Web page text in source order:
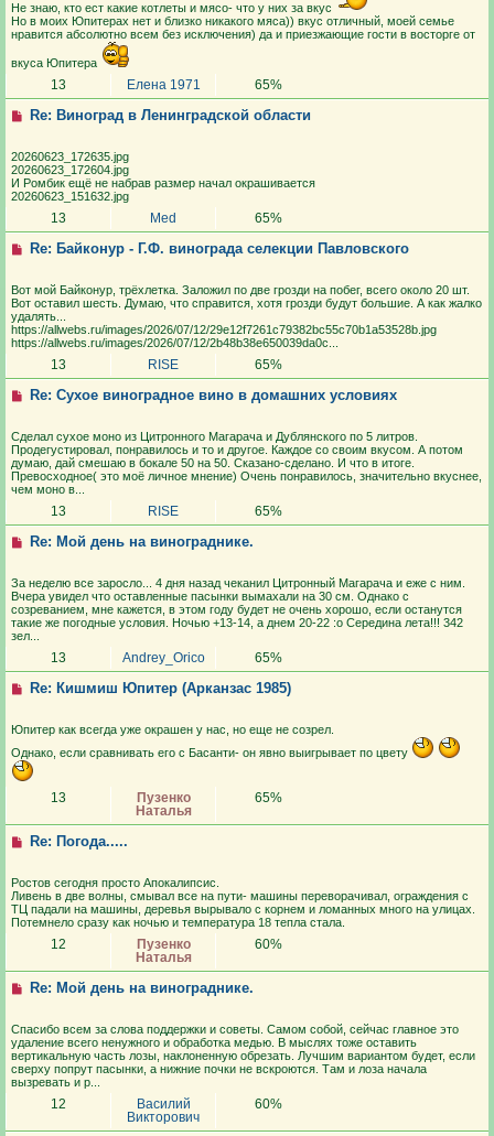
Не знаю, кто ест какие котлеты и мясо- что у них за вкус
Но в моих Юпитерах нет и близко никакого мяса)) вкус отличный, моей семье
нравится абсолютно всем без исключения) да и приезжающие гости в восторге от
вкуса Юпитера
13 Елена 1971 65%
Re: Виноград в Ленинградской области
20260623_172635.jpg
20260623_172604.jpg
И Ромбик ещё не набрав размер начал окрашивается
20260623_151632.jpg
13 Med 65%
Re: Байконур - Г.Ф. винограда селекции Павловского
Вот мой Байконур, трёхлетка. Заложил по две грозди на побег, всего около 20 шт.
Вот оставил шесть. Думаю, что справится, хотя грозди будут большие. А как жалко
удалять...
https://allwebs.ru/images/2026/07/12/29e12f7261c79382bc55c70b1a53528b.jpg
https://allwebs.ru/images/2026/07/12/2b48b38e650039da0c...
13 RISE 65%
Re: Сухое виноградное вино в домашних условиях
Сделал сухое моно из Цитронного Магарача и Дублянского по 5 литров.
Продегустировал, понравилось и то и другое. Каждое со своим вкусом. А потом
думаю, дай смешаю в бокале 50 на 50. Сказано-сделано. И что в итоге.
Превосходное( это моё личное мнение) Очень понравилось, значительно вкуснее,
чем моно в...
13 RISE 65%
Re: Мой день на винограднике.
За неделю все заросло... 4 дня назад чеканил Цитронный Магарача и еже с ним.
Вчера увидел что оставленные пасынки вымахали на 30 см. Однако с
созреванием, мне кажется, в этом году будет не очень хорошо, если останутся
такие же погодные условия. Ночью +13-14, а днем 20-22 :o Середина лета!!! 342
зел...
13 Andrey_Orico 65%
Re: Кишмиш Юпитер (Арканзас 1985)
Юпитер как всегда уже окрашен у нас, но еще не созрел.
Однако, если сравнивать его с Басанти- он явно выигрывает по цвету
13
Пузенко
Наталья
65%
Re: Погода.....
Ростов сегодня просто Апокалипсис.
Ливень в две волны, смывал все на пути- машины переворачивал, ограждения с
ТЦ падали на машины, деревья вырывало с корнем и ломанных много на улицах.
Потемнело сразу как ночью и температура 18 тепла стала.
12
Пузенко
Наталья
60%
Re: Мой день на винограднике.
Спасибо всем за слова поддержки и советы. Самом собой, сейчас главное это
удаление всего ненужного и обработка медью. В мыслях тоже оставить
вертикальную часть лозы, наклоненную обрезать. Лучшим вариантом будет, если
сверху попрут пасынки, а нижние почки не вскроются. Там и лоза начала
вызревать и р...
12
Василий
Викторович
60%